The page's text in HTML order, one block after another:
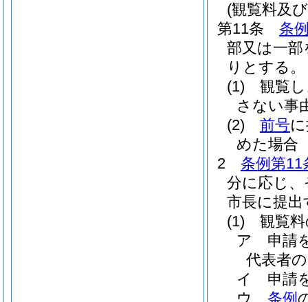
(観覧料及
第11条
条
部又は一
りとする。
(1)
観覧
さない事
(2)
前号
めた場合
2
条例第11
分に応じ
市長に提
(1)
観覧
ア
申請
代表者
イ
申請
ウ
条例